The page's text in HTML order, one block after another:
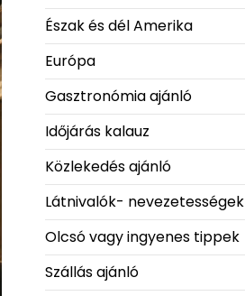
Észak és dél Amerika
Európa
Gasztronómia ajánló
Időjárás kalauz
Közlekedés ajánló
Látnivalók- nevezetességek
Olcsó vagy ingyenes tippek
Szállás ajánló